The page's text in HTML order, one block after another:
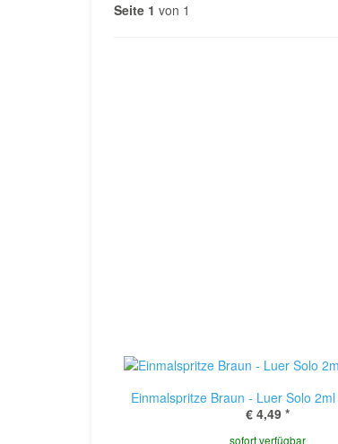
Seite 1 von 1
Einmalspritze Braun - Luer Solo
€ 4,49 *
sofort verfügbar